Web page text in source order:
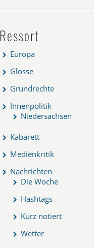
Ressort
Europa
Glosse
Grundrechte
Innenpolitik
Niedersachsen
Kabarett
Medienkritik
Nachrichten
Die Woche
Hashtags
Kurz notiert
Wetter